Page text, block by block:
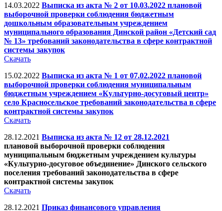
14.03.2022 Выписка из акта № 2 от 10.03.2022 плановой
выборочной проверки соблюдения бюджетным
дошкольным образовательным учреждением
муниципального образования Динской район «Детский сад
№ 13» требований законодательства в сфере контрактной
системы закупок
Скачать
15.02.2022 Выписка из акта № 1 от 07.02.2022 плановой
выборочной проверки соблюдения муниципальным
бюджетным учреждением «Культурно-досуговый центр»
село Красносельское требований законодательства в сфере
контрактной системы закупок
Скачать
28.12.2021 Выписка из акта № 12 от 28.12.2021
плановой выборочной проверки соблюдения
муниципальным бюджетным учреждением культуры
«Культурно-досуговое объединение» Динского сельского
поселения требований законодательства в сфере
контрактной системы закупок
Скачать
28.12.2021 Приказ финансового управления